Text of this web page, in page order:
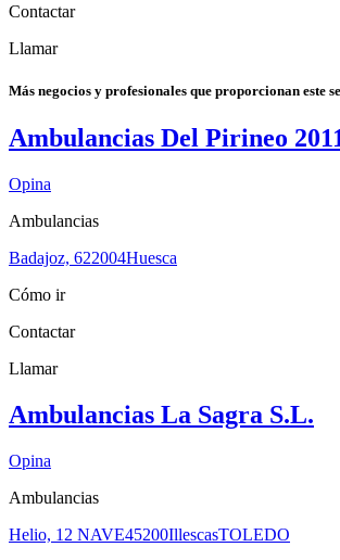
Contactar
Llamar
Más negocios y profesionales que proporcionan este
Ambulancias Del Pirineo
Opina
Ambulancias
Badajoz, 622004Huesca
Cómo ir
Contactar
Llamar
Ambulancias La Sagra S.L.
Opina
Ambulancias
Helio, 12 NAVE45200IllescasTOLEDO